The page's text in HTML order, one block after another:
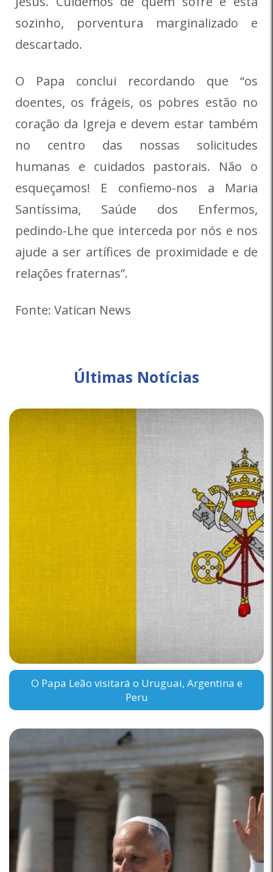
sozinho, porventura marginalizado e
descartado.
O Papa conclui recordando que “os
doentes, os frágeis, os pobres estão no
coração da Igreja e devem estar também
no centro das nossas solicitudes
humanas e cuidados pastorais. Não o
esqueçamos! E confiemo-nos a Maria
Santíssima, Saúde dos Enfermos,
pedindo-Lhe que interceda por nós e nos
ajude a ser artífices de proximidade e de
relações fraternas”.
Fonte: Vatican News
Últimas Notícias
O Papa Leão visitará o Uruguai, Argentina e
Peru